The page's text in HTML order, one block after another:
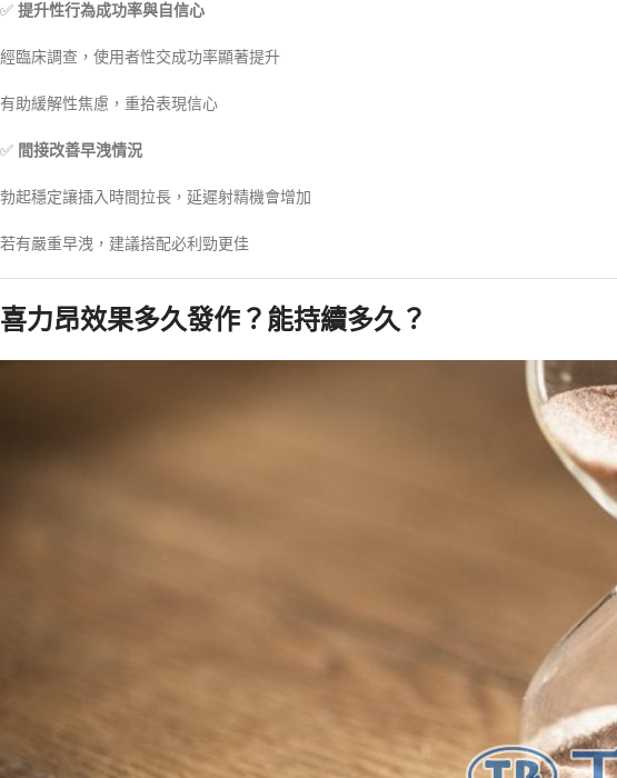
✅ 提升性行為成功率與自信心
經臨床調查，使用者性交成功率顯著提升
有助緩解性焦慮，重拾表現信心
✅ 間接改善早洩情況
勃起穩定讓插入時間拉長，延遲射精機會增加
若有嚴重早洩，建議搭配必利勁更佳
喜力昂效果多久發作？能持續多久？